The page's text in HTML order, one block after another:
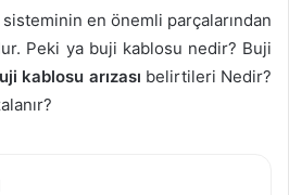
en önemli parçalarından
Peki ya buji kablosu nedir? Buji
kablosu arızası belirtileri Nedir?